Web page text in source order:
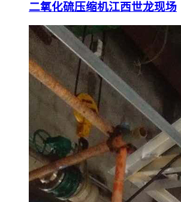
二氧化硫压缩机江西世龙现场